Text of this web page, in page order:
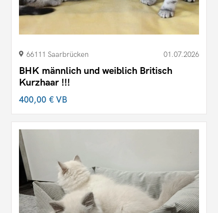
66111 Saarbrücken 01.07.2026
BHK männlich und weiblich Britisch
Kurzhaar !!!
400,00 €VB